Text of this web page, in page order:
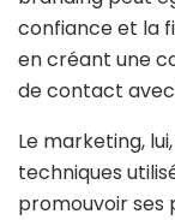
confiance et la
en créant une
de contact
Le marketing,
techniques
promouvoir ses